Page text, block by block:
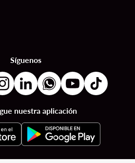
Síguenos
nuestra aplicación